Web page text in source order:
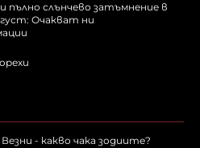
пълно слънчево затъмнение в
Очакват ни
- какво чака зодиите?